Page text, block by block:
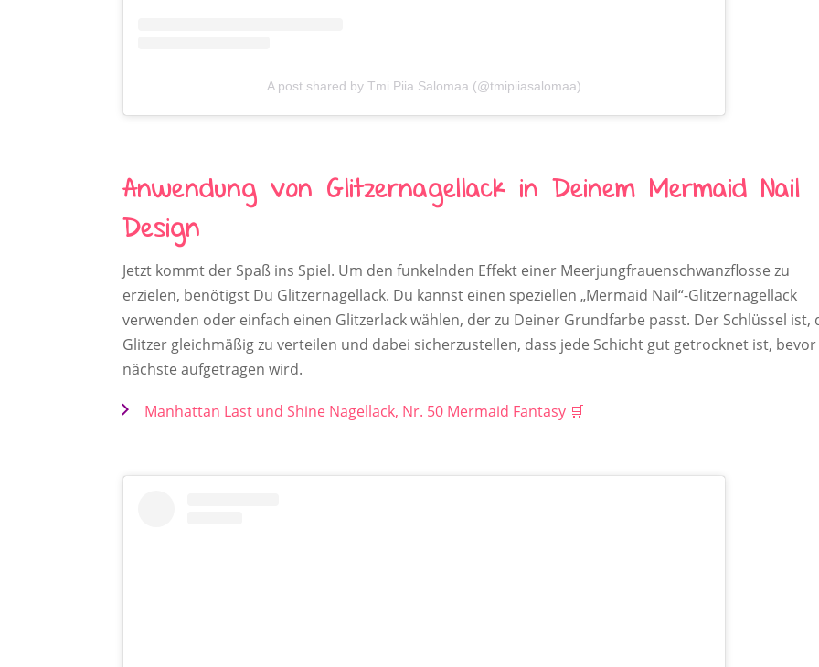
A post shared by Tmi Piia Salomaa (@tmipiiasalomaa)
Anwendung von Glitzernagellack in Deinem Mermaid Nail
Design
Jetzt kommt der Spaß ins Spiel. Um den funkelnden Effekt einer Meerjungfrauenschwanzflosse zu
erzielen, benötigst Du Glitzernagellack. Du kannst einen speziellen „Mermaid Nail“-Glitzernagellack
verwenden oder einfach einen Glitzerlack wählen, der zu Deiner Grundfarbe passt. Der Schlüssel ist,
Glitzer gleichmäßig zu verteilen und dabei sicherzustellen, dass jede Schicht gut getrocknet ist,
nächste aufgetragen wird.
Manhattan Last und Shine Nagellack, Nr. 50 Mermaid Fantasy